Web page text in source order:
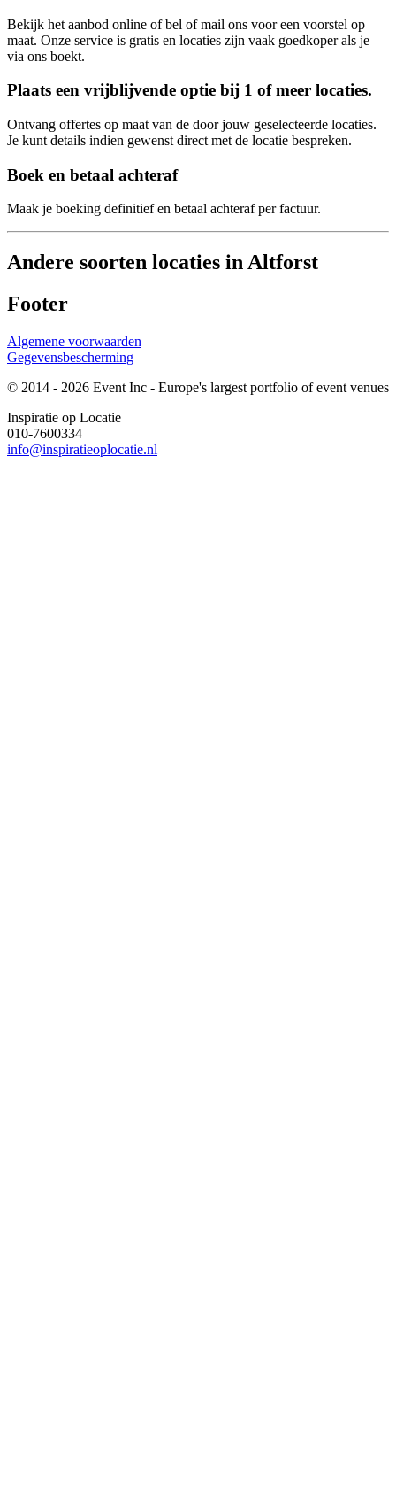
Bekijk het aanbod online of bel of mail ons voor een voorstel op
maat. Onze service is gratis en locaties zijn vaak goedkoper als je
via ons boekt.
Plaats een vrijblijvende optie bij 1 of meer locaties.
Ontvang offertes op maat van de door jouw geselecteerde locaties.
Je kunt details indien gewenst direct met de locatie bespreken.
Boek en betaal achteraf
Maak je boeking definitief en betaal achteraf per factuur.
Andere soorten locaties in Altforst
Footer
Algemene voorwaarden
Gegevensbescherming
© 2014 - 2026 Event Inc - Europe's largest portfolio of event venues
Inspiratie op Locatie
010-7600334
info@inspiratieoplocatie.nl